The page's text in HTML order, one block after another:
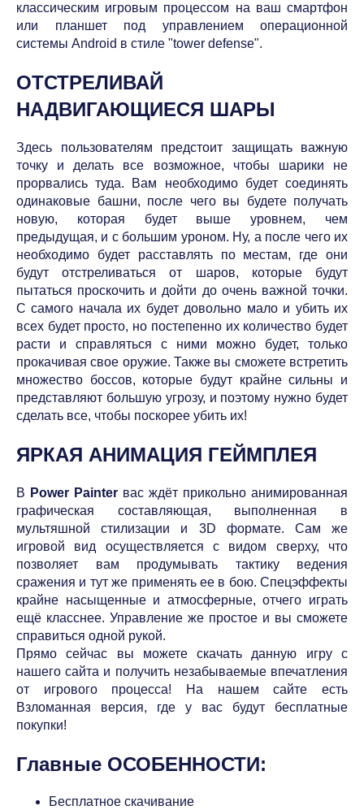
классическим игровым процессом на ваш смартфон
или планшет под управлением операционной
системы Android в стиле "tower defense".
ОТСТРЕЛИВАЙ
НАДВИГАЮЩИЕСЯ ШАРЫ
Здесь пользователям предстоит защищать важную
точку и делать все возможное, чтобы шарики не
прорвались туда. Вам необходимо будет соединять
одинаковые башни, после чего вы будете получать
новую, которая будет выше уровнем, чем
предыдущая, и с большим уроном. Ну, а после чего их
необходимо будет расставлять по местам, где они
будут отстреливаться от шаров, которые будут
пытаться проскочить и дойти до очень важной точки.
С самого начала их будет довольно мало и убить их
всех будет просто, но постепенно их количество будет
расти и справляться с ними можно будет, только
прокачивая свое оружие. Также вы сможете встретить
множество боссов, которые будут крайне сильны и
представляют большую угрозу, и поэтому нужно будет
сделать все, чтобы поскорее убить их!
ЯРКАЯ АНИМАЦИЯ ГЕЙМПЛЕЯ
В Power Painter вас ждёт прикольно анимированная
графическая составляющая, выполненная в
мультяшной стилизации и 3D формате. Сам же
игровой вид осуществляется с видом сверху, что
позволяет вам продумывать тактику ведения
сражения и тут же применять ее в бою. Спецэффекты
крайне насыщенные и атмосферные, отчего играть
ещё класснее. Управление же простое и вы сможете
справиться одной рукой.
Прямо сейчас вы можете скачать данную игру с
нашего сайта и получить незабываемые впечатления
от игрового процесса! На нашем сайте есть
Взломанная версия, где у вас будут бесплатные
покупки!
Главные ОСОБЕННОСТИ:
Бесплатное скачивание